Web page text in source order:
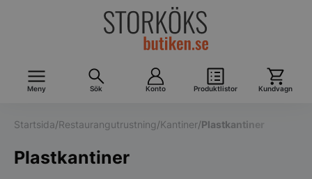
Meny Sök Konto Produktlistor Kundvagn
Startsida/Restaurangutrustning/Kantiner/Plastkantiner
Plastkantiner